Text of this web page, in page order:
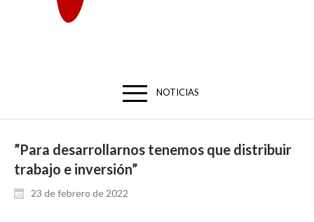
NOTICIAS
”Para desarrollarnos tenemos que distribuir
trabajo e inversión”
23 de febrero de 2022